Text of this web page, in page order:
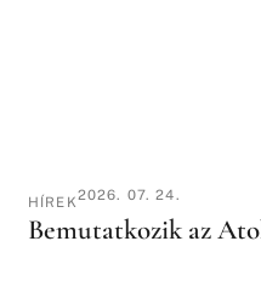
HÍREK2026. 07. 24.
Bemutatkozik az